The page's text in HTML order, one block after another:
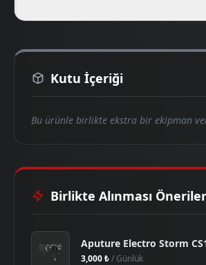
Kutu İçeriği
Bu ürünle birlikte ekstra bir ekipman
Birlikte Alınması
Aputure Electro Storm
3,000 ₺/ Günlük